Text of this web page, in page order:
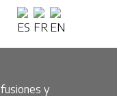
fusiones
y